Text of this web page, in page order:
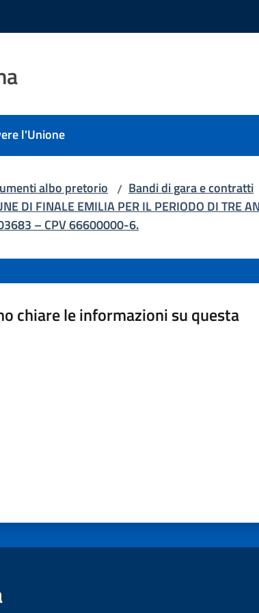
l'Unione
albo pretorio / Bandi di gara e contratti
DI FINALE EMILIA PER IL PERIODO DI TRE
– CPV 66600000-6.
chiare le informazioni su questa